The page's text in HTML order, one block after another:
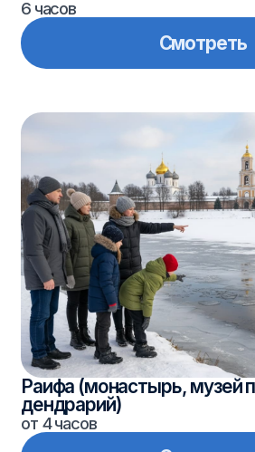
Булгары (древняя столица
от 4 часов